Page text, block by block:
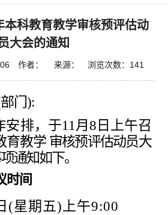
本科教育教学审核预评估动
员大会的通知
06 作者： 来源： 浏览次数： 141
门):
排，于11月8日上午召
育教学 审核预评估动员大
通知如下。
时间
(星期五)上午9:00